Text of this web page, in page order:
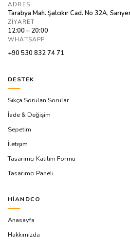
ADRES
Tarabya Mah. Şalcıkır Cad. No 32A,
ZIYARET
12:00 – 20:00
WHATSAPP
+90 530 832 74 71
DESTEK
Sıkça Sorulan Sorular
İade & Değişim
Sepetim
İletişim
Tasarımcı Katılım Formu
Tasarımcı Paneli
HIANDCO
Anasayfa
Hakkımızda